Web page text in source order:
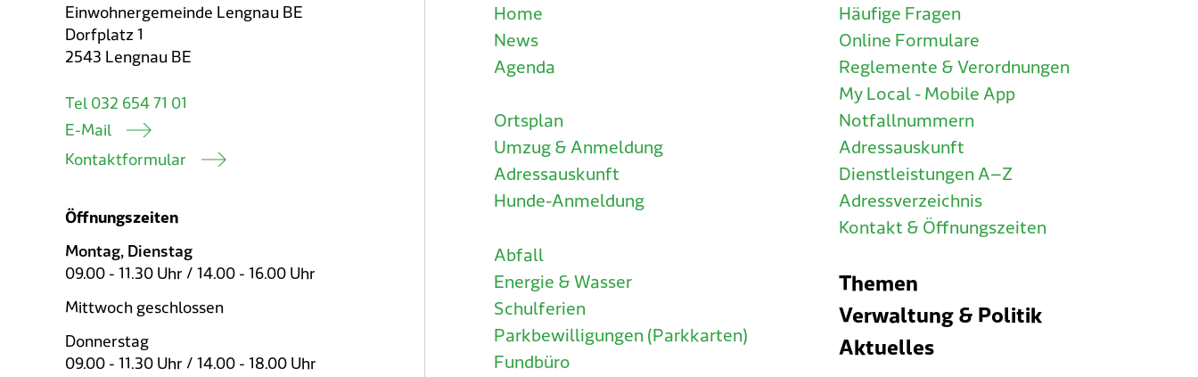
Einwohnergemeinde Lengnau BE
Dorfplatz 1
2543 Lengnau BE
Tel 032 654 71 01
E-Mail
Kontaktformular
Öffnungszeiten
Montag, Dienstag
09.00 - 11.30 Uhr / 14.00 - 16.00 Uhr
Mittwoch geschlossen
Donnerstag
09.00 - 11.30 Uhr / 14.00 - 18.00 Uhr
Home
News
Agenda
Ortsplan
Umzug & Anmeldung
Adressauskunft
Hunde-Anmeldung
Abfall
Energie & Wasser
Schulferien
Parkbewilligungen (Parkkarten)
Fundbüro
Häufige Fragen
Online Formulare
Reglemente & Verordnungen
My Local - Mobile App
Notfallnummern
Adressauskunft
Dienstleistungen A–Z
Adressverzeichnis
Kontakt & Öffnungszeiten
Themen
Verwaltung & Politik
Aktuelles